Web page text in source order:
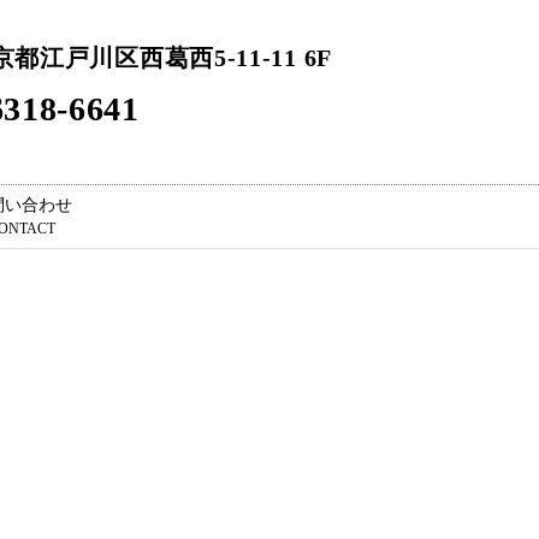
都江戸川区西葛西5-11-11 6F
6641
い合わせ